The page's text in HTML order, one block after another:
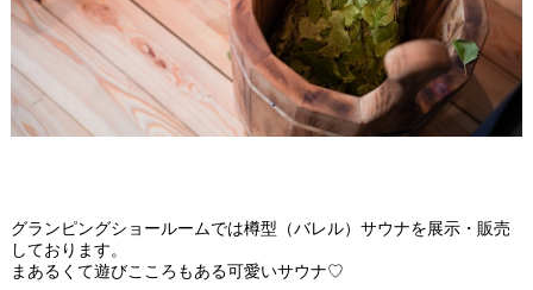
グランピングショールームでは樽型（バレル）サウナを展示・販売
しております。
まあるくて遊びこころもある可愛いサウナ♡